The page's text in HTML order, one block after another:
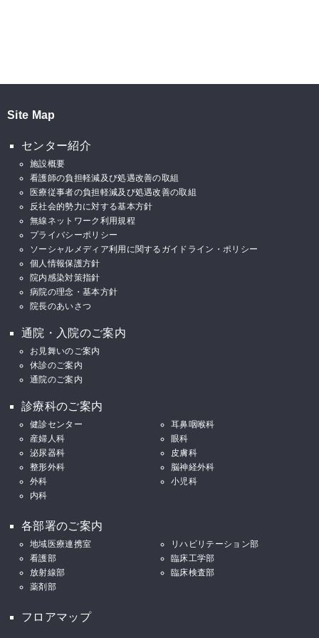
Site Map
センター紹介
施設概要
看護師の負担軽減及び処遇改善の取組
医療従事者の負担軽減及び処遇改善の取組
反社会的勢力に対する基本方針
無線ネットワーク利用規程
プライバシーポリシー
ソーシャルメディア利用に関するガイドライン・ポリシー
個人情報保護方針
院内感染対策指針
病院の理念・基本方針
院長のあいさつ
通院・入院のご案内
お見舞いのご案内
休診のご案内
通院のご案内
診療科のご案内
健診センター
耳鼻咽喉科
産婦人科
眼科
泌尿器科
皮膚科
整形外科
脳神経外科
外科
小児科
内科
各部署のご案内
地域医療連携室
リハビリテーション部
看護部
臨床工学部
放射線部
臨床検査部
薬剤部
フロアマップ